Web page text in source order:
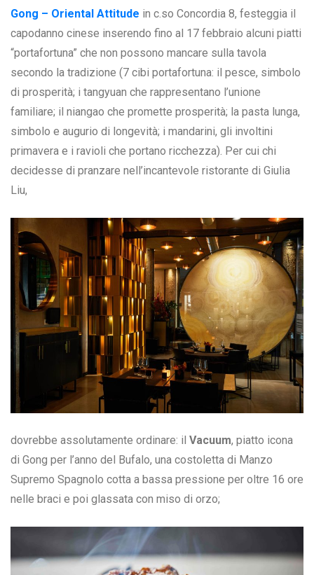
Gong – Oriental Attitude in c.so Concordia 8, festeggia il
capodanno cinese inserendo fino al 17 febbraio alcuni piatti
“portafortuna” che non possono mancare sulla tavola
secondo la tradizione (7 cibi portafortuna: il pesce, simbolo
di prosperità; i tangyuan che rappresentano l’unione
familiare; il niangao che promette prosperità; la pasta lunga,
simbolo e augurio di longevità; i mandarini, gli involtini
primavera e i ravioli che portano ricchezza). Per cui chi
decidesse di pranzare nell’incantevole ristorante di Giulia
Liu,
dovrebbe assolutamente ordinare: il Vacuum, piatto icona
di Gong per l’anno del Bufalo, una costoletta di Manzo
Supremo Spagnolo cotta a bassa pressione per oltre 16 ore
nelle braci e poi glassata con miso di orzo;